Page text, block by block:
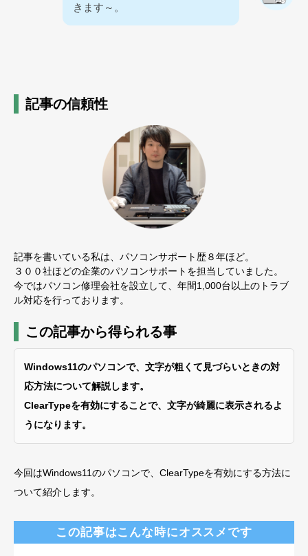
きます～。
記事の信頼性
記事を書いている私は、パソコンサポート歴８年ほど。
３００社ほどの企業のパソコンサポートを担当していました。
今ではパソコン修理会社を設立して、年間1,000台以上のトラブ
ル対応を行っております。
この記事から得られる事
Windows11のパソコンで、文字が粗くて見づらいときの対
応方法について解説します。
ClearTypeを有効にすることで、文字が綺麗に表示されるよ
うになります。
今回はWindows11のパソコンで、ClearTypeを有効にする方法に
ついて紹介します。
この記事はこんな時にオススメです